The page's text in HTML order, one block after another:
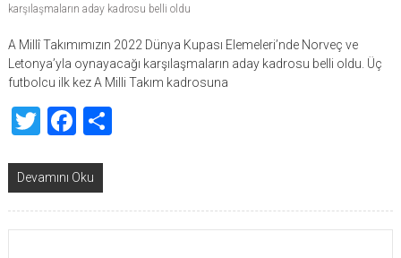
karşılaşmaların aday kadrosu belli oldu
A Millî Takımımızın 2022 Dünya Kupası Elemeleri’nde Norveç ve
Letonya’yla oynayacağı karşılaşmaların aday kadrosu belli oldu. Üç
futbolcu ilk kez A Milli Takım kadrosuna
TwitterFacebook
Share
Devamını Oku